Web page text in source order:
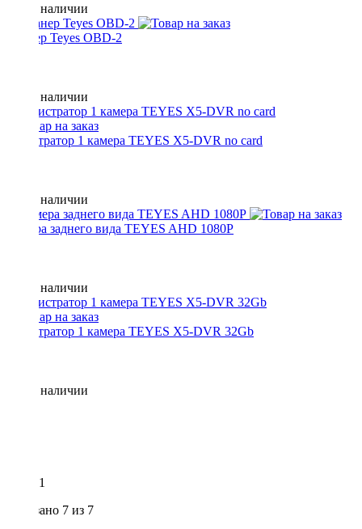
Нет в наличии
Сканер Teyes OBD-2
Нет в наличии
Регистратор 1 камера TEYES X5-DVR no card
Нет в наличии
Камера заднего вида TEYES AHD 1080P
Нет в наличии
Регистратор 1 камера TEYES X5-DVR 32Gb
Нет в наличии
1
Показано 7 из 7